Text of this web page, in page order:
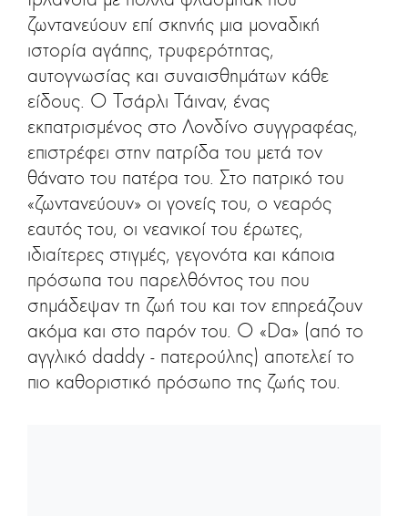
ζωντανεύουν επί σκηνής μια μοναδική
ιστορία αγάπης, τρυφερότητας,
αυτογνωσίας και συναισθημάτων κάθε
είδους. Ο Τσάρλι Τάιναν, ένας
εκπατρισμένος στο Λονδίνο συγγραφέας,
επιστρέφει στην πατρίδα του μετά τον
θάνατο του πατέρα του. Στο πατρικό του
«ζωντανεύουν» οι γονείς του, ο νεαρός
εαυτός του, οι νεανικοί του έρωτες,
ιδιαίτερες στιγμές, γεγονότα και κάποια
πρόσωπα του παρελθόντος του που
σημάδεψαν τη ζωή του και τον επηρεάζουν
ακόμα και στο παρόν του. Ο «Da» (από το
αγγλικό daddy - πατερούλης) αποτελεί το
πιο καθοριστικό πρόσωπο της ζωής του.